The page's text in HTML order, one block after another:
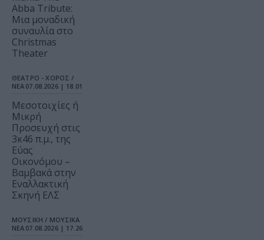
Abba Tribute:
Μια μοναδική
συναυλία στο
Christmas
Theater
ΘΕΑΤΡΟ - ΧΟΡΟΣ /
ΝΕΑ 07.08.2026 | 18.01
Μεσοτοιχίες ή
Μικρή
Προσευχή στις
3κ46 π.μ., της
Εύας
Οικονόμου –
Βαμβακά στην
Εναλλακτική
Σκηνή ΕΛΣ
ΜΟΥΣΙΚΗ / ΜΟΥΣΙΚΑ
ΝΕΑ 07.08.2026 | 17.26